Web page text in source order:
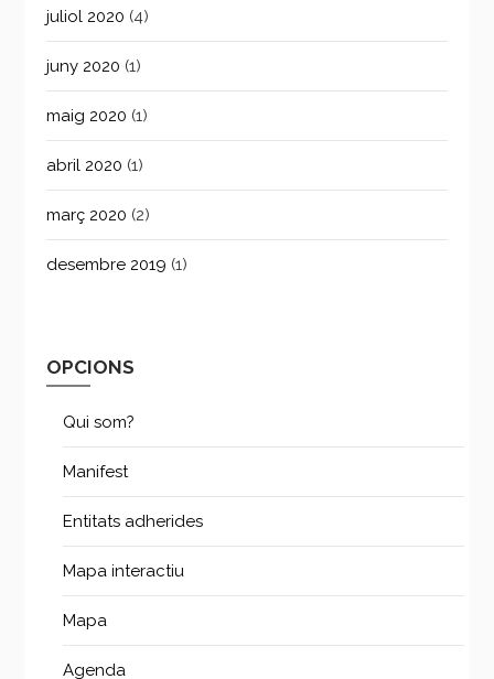
juliol 2020 (4)
juny 2020 (1)
maig 2020 (1)
abril 2020 (1)
març 2020 (2)
desembre 2019 (1)
OPCIONS
Qui som?
Manifest
Entitats adherides
Mapa interactiu
Mapa
Agenda